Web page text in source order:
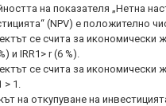
на показателя „Нетна
(NPV) е положително
се счита за икономически
и IRR1> r (6 %).
се счита за икономически
> 1.
на откупуване на